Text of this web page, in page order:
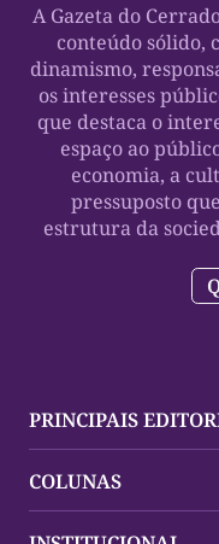
A Gazeta do
conteúdo sólido,
dinamismo,
os interesses
que destaca o
espaço ao
economia, a
pressuposto
estrutura da
PRINCIPAIS
Palmas
COLUNAS